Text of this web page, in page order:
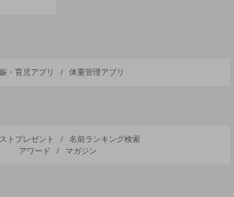
・育児アプリ / 体重管理アプリ
トプレゼント /
名前ランキング検索
アワード
/ マガジン